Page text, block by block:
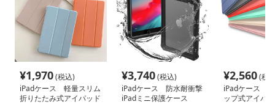
¥1,970(税込)
iPadケース 軽量スリム
折りたたみ式アイパッド
¥3,740(税込)
iPadケース 防水耐衝撃
iPadミニ保護ケース
¥2,560(税
iPadケース
ップ式アイパ